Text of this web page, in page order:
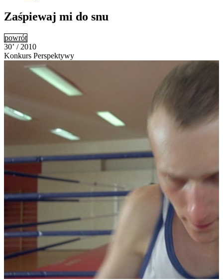
Zaśpiewaj mi do snu
powrót
30’ / 2010
Konkurs Perspektywy